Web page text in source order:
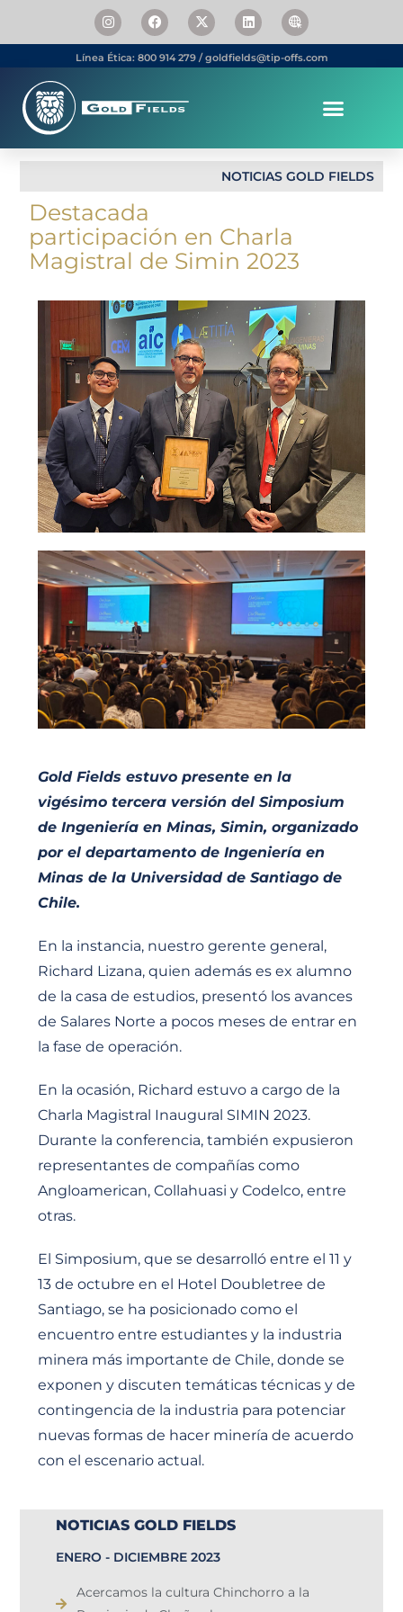
Línea Ética: 800 914 279 / goldfields@tip-offs.com
NOTICIAS GOLD FIELDS
Destacada
participación en Charla
Magistral de Simin 2023
Gold Fields estuvo presente en la
vigésimo tercera versión del Simposium
de Ingeniería en Minas, Simin, organizado
por el departamento de Ingeniería en
Minas de la Universidad de Santiago de
Chile.
En la instancia, nuestro gerente general,
Richard Lizana, quien además es ex alumno
de la casa de estudios, presentó los avances
de Salares Norte a pocos meses de entrar en
la fase de operación.
En la ocasión, Richard estuvo a cargo de la
Charla Magistral Inaugural SIMIN 2023.
Durante la conferencia, también expusieron
representantes de compañías como
Angloamerican, Collahuasi y Codelco, entre
otras.
El Simposium, que se desarrolló entre el 11 y
13 de octubre en el Hotel Doubletree de
Santiago, se ha posicionado como el
encuentro entre estudiantes y la industria
minera más importante de Chile, donde se
exponen y discuten temáticas técnicas y de
contingencia de la industria para potenciar
nuevas formas de hacer minería de acuerdo
con el escenario actual.
NOTICIAS GOLD FIELDS
ENERO - DICIEMBRE 2023
Acercamos la cultura Chinchorro a la